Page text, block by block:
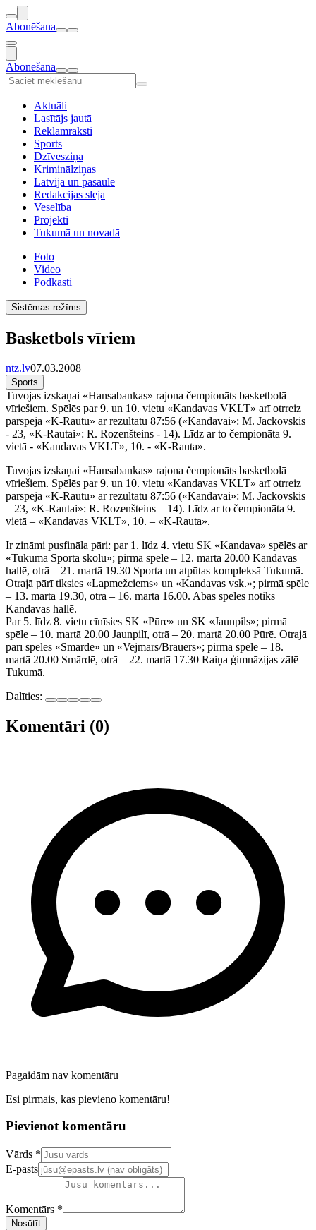
Abonēšana
Abonēšana
Aktuāli
Lasītājs jautā
Reklāmraksti
Sports
Dzīvesziņa
Kriminālziņas
Latvija un pasaulē
Redakcijas sleja
Veselība
Projekti
Tukumā un novadā
Foto
Video
Podkāsti
Sistēmas režīms
Basketbols vīriem
ntz.lv07.03.2008
Sports
Tuvojas izskaņai «Hansabankas» rajona čempionāts basketbolā
vīriešiem. Spēlēs par 9. un 10. vietu «Kandavas VKLT» arī otrreiz
pārspēja «K-Rautu» ar rezultātu 87:56 («Kandavai»: M. Jackovskis
- 23, «K-Rautai»: R. Rozenšteins - 14). Līdz ar to čempionāta 9.
vietā - «Kandavas VKLT», 10. - «K-Rauta».
Tuvojas izskaņai «Hansabankas» rajona čempionāts basketbolā
vīriešiem. Spēlēs par 9. un 10. vietu «Kandavas VKLT» arī otrreiz
pārspēja «K-Rautu» ar rezultātu 87:56 («Kandavai»: M. Jackovskis
– 23, «K-Rautai»: R. Rozenšteins – 14). Līdz ar to čempionāta 9.
vietā – «Kandavas VKLT», 10. – «K-Rauta».
Ir zināmi pusfināla pāri: par 1. līdz 4. vietu SK «Kandava» spēlēs ar
«Tukuma Sporta skolu»; pirmā spēle – 12. martā 20.00 Kandavas
hallē, otrā – 21. martā 19.30 Sporta un atpūtas kompleksā Tukumā.
Otrajā pārī tiksies «Lapmežciems» un «Kandavas vsk.»; pirmā spēle
– 13. martā 19.30, otrā – 16. martā 16.00. Abas spēles notiks
Kandavas hallē.
Par 5. līdz 8. vietu cīnīsies SK «Pūre» un SK «Jaunpils»; pirmā
spēle – 10. martā 20.00 Jaunpilī, otrā – 20. martā 20.00 Pūrē. Otrajā
pārī spēlēs «Smārde» un «Vejmars/Brauers»; pirmā spēle – 18.
martā 20.00 Smārdē, otrā – 22. martā 17.30 Raiņa ģimnāzijas zālē
Tukumā.
Dalīties:
Komentāri (0)
Pagaidām nav komentāru
Esi pirmais, kas pievieno komentāru!
Pievienot komentāru
Confirm your email address
Vārds *
E-pasts
Komentārs *
Nosūtīt